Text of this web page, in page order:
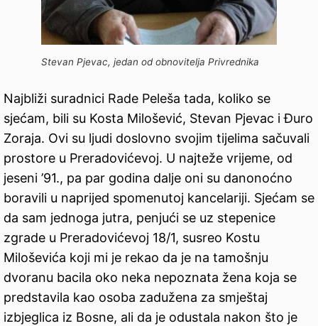
Stevan Pjevac, jedan od obnovitelja Privrednika
Najbliži suradnici Rade Peleša tada, koliko se
sjećam, bili su Kosta Milošević, Stevan Pjevac i Đuro
Zoraja. Ovi su ljudi doslovno svojim tijelima sačuvali
prostore u Preradovićevoj. U najteže vrijeme, od
jeseni ’91., pa par godina dalje oni su danonoćno
boravili u naprijed spomenutoj kancelariji. Sjećam se
da sam jednoga jutra, penjući se uz stepenice
zgrade u Preradovićevoj 18/1, susreo Kostu
Miloševića koji mi je rekao da je na tamošnju
dvoranu bacila oko neka nepoznata žena koja se
predstavila kao osoba zadužena za smještaj
izbjeglica iz Bosne, ali da je odustala nakon što je